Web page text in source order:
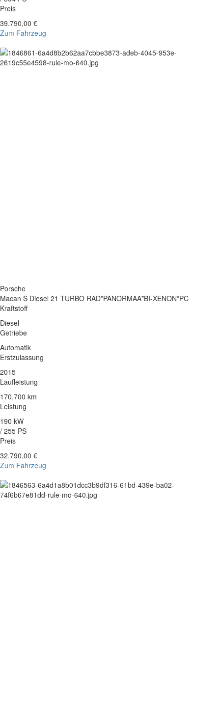
Preis
39.790,00 €
Zum Fahrzeug
Porsche
Macan S Diesel 21 TURBO RAD*PANORMAA*BI-XENON*PC
Kraftstoff
Diesel
Getriebe
Automatik
Erstzulassung
2015
Laufleistung
170.700 km
Leistung
190 kW
/ 255 PS
Preis
32.790,00 €
Zum Fahrzeug